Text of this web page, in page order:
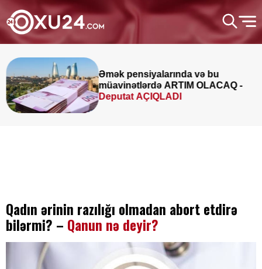
Əmək pensiyalarında və bu
müavinətlərdə ARTIM OLACAQ -
Deputat AÇIQLADI
Qadın ərinin razılığı olmadan abort etdirə
bilərmi? – Qanun nə deyir?